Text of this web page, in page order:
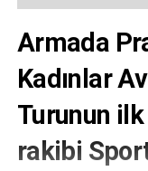
Armada
Kadınlar
Turunun
rakibi